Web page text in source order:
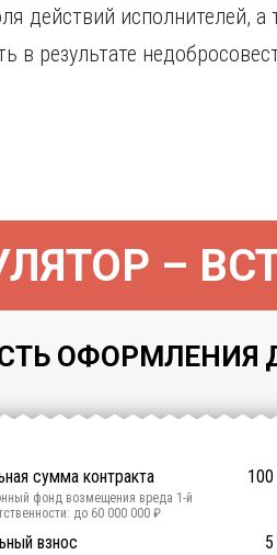
действий исполнителей,
в результате
–
ОФОРМЛЕНИЯ
сумма контракта
фонд возмещения вреда 1-й
до 60 000 000 ₽
тендерах и аукционах
взнос